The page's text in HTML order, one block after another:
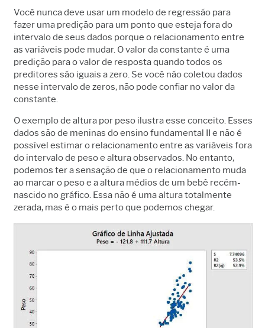
Você nunca deve usar um modelo de regressão para
fazer uma predição para um ponto que esteja fora do
intervalo de seus dados porque o relacionamento entre
as variáveis pode mudar. O valor da constante é uma
predição para o valor de resposta quando todos os
preditores são iguais a zero. Se você não coletou dados
nesse intervalo de zeros, não pode confiar no valor da
constante.
O exemplo de altura por peso ilustra esse conceito. Esses
dados são de meninas do ensino fundamental II e não é
possível estimar o relacionamento entre as variáveis fora
do intervalo de peso e altura observados. No entanto,
podemos ter a sensação de que o relacionamento muda
ao marcar o peso e a altura médios de um bebê recém-
nascido no gráfico. Essa não é uma altura totalmente
zerada, mas é o mais perto que podemos chegar.